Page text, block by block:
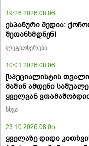
19:26 2026.08.06
ესპანური მედია:
შეთანხმდნენ!
ლეგიონერები
10:01 2026.08.06
[სპეციალისტის
მაშინ ამდენი
ყველგან
სხვა
23:10 2026.08.05
ყველაზე დიდი